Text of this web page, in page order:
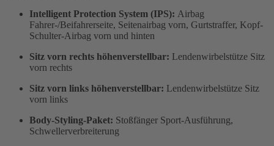
Intelligent Protection System (IPS): Airbag
Fahrer-/Beifahrerseite, Seitenairbag vorn, Gurtstraffer, Kopf-
Schulter-Airbag vorn und hinten
Sitz vorn rechts höhenverstellbar: Lendenwirbelstütze Sitz
vorn rechts
Sitz vorn links höhenverstellbar: Lendenwirbelstütze Sitz
vorn links
Body-Styling-Paket: Stoßfänger Sport-Ausführung,
Schwellerverbreiterung